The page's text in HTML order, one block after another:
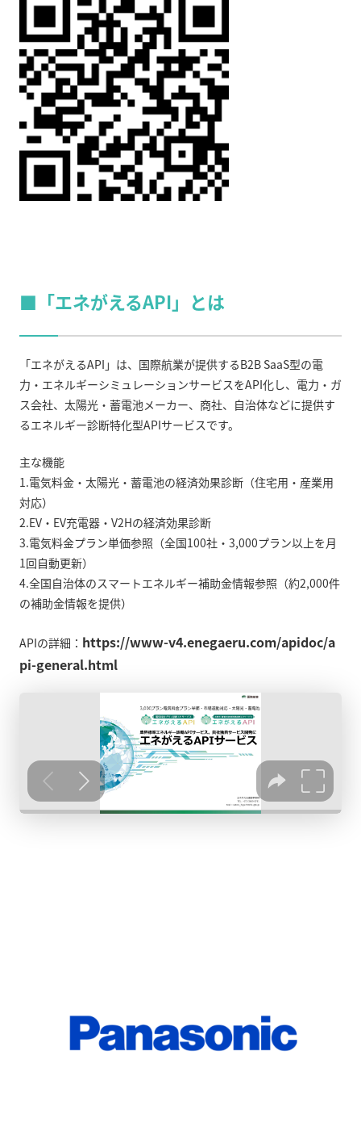
■「エネがえるAPI」とは
「エネがえるAPI」は、国際航業が提供するB2B SaaS型の電
力・エネルギーシミュレーションサービスをAPI化し、 電力・ガ
ス会社、太陽光・蓄電池メーカー、商社、自治体などに提供す
るエネルギー診断特化型APIサービスです。
主な機能
1.電気料金・太陽光・蓄電池の経済効果診断（住宅用・産業用
対応）
2.EV・EV充電器・V2Hの経済効果診断
3.電気料金プラン単価参照（全国100社・3,000プラン以上を月
1回自動更新）
4.全国自治体のスマートエネルギー補助金情報参照（約2,000件
の補助金情報を提供）
APIの詳細： https://www-v4.enegaeru.com/apidoc/a
pi-general.html